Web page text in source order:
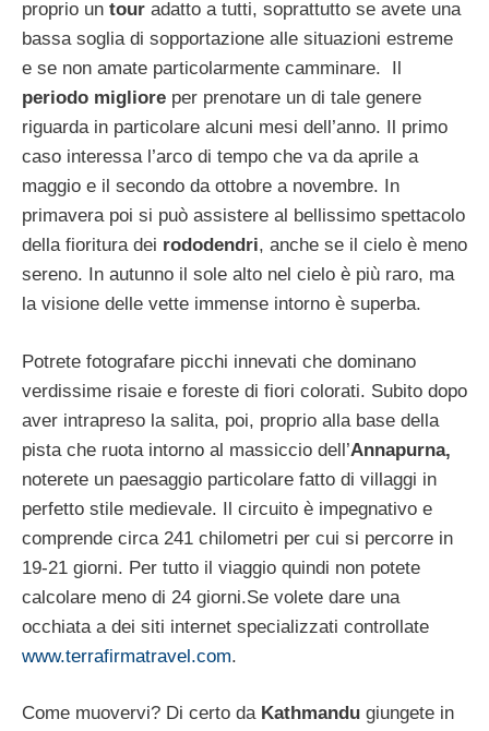
proprio un tour adatto a tutti, soprattutto se avete una
bassa soglia di sopportazione alle situazioni estreme
e se non amate particolarmente camminare. Il
periodo migliore per prenotare un di tale genere
riguarda in particolare alcuni mesi dell’anno. Il primo
caso interessa l’arco di tempo che va da aprile a
maggio e il secondo da ottobre a novembre. In
primavera poi si può assistere al bellissimo spettacolo
della fioritura dei rododendri, anche se il cielo è meno
sereno. In autunno il sole alto nel cielo è più raro, ma
la visione delle vette immense intorno è superba.
Potrete fotografare picchi innevati che dominano
verdissime risaie e foreste di fiori colorati. Subito dopo
aver intrapreso la salita, poi, proprio alla base della
pista che ruota intorno al massiccio dell’Annapurna,
noterete un paesaggio particolare fatto di villaggi in
perfetto stile medievale. Il circuito è impegnativo e
comprende circa 241 chilometri per cui si percorre in
19-21 giorni. Per tutto il viaggio quindi non potete
calcolare meno di 24 giorni.Se volete dare una
occhiata a dei siti internet specializzati controllate
www.terrafirmatravel.com.
Come muovervi? Di certo da Kathmandu giungete in